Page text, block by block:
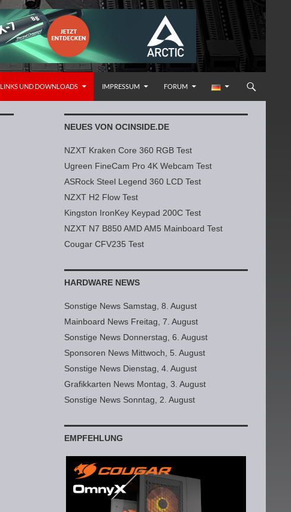
LINKS UND DOWNLOADS IMPRESSUM FORUM
NEUES VON OCINSIDE.DE
NZXT Kraken Core 360 RGB Test
Ugreen FineCam Pro 4K Webcam Test
ASRock Steel Legend 360 LCD Test
NZXT H2 Flow Test
Kingston IronKey Keypad 200C Test
NZXT N7 B850 AMD AM5 Mainboard Test
Cougar CFV235 Test
HARDWARE NEWS
Sonstige News Samstag, 8. August
Mainboard News Freitag, 7. August
Sonstige News Donnerstag, 6. August
Sponsoren News Mittwoch, 5. August
Sonstige News Dienstag, 4. August
Grafikkarten News Montag, 3. August
Sonstige News Sonntag, 2. August
EMPFEHLUNG